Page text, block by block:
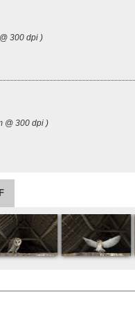
300 dpi )
@ 300 dpi )